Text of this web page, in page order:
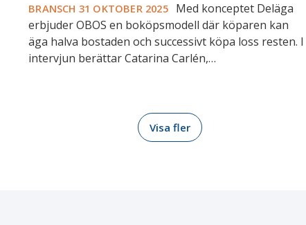
BRANSCH 31 OKTOBER 2025 Med konceptet Deläga
erbjuder OBOS en boköpsmodell där köparen kan
äga halva bostaden och successivt köpa loss resten. I
intervjun berättar Catarina Carlén,…
Visa fler